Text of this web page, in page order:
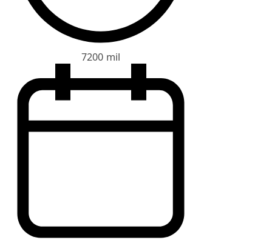
7200 mil